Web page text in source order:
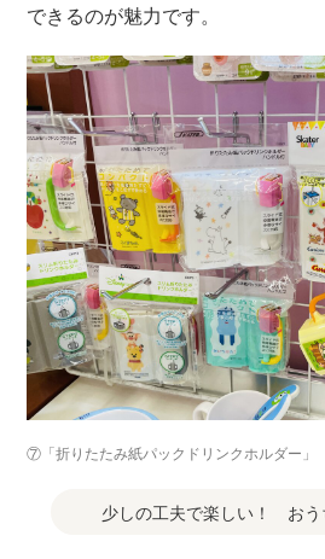
できるのが魅力です。
⑦「折りたたみ紙パックドリンクホルダー」
少しの工夫で楽しい！ おう